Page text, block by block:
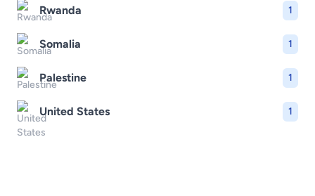
Rwanda 1
Somalia 1
Palestine 1
United States 1